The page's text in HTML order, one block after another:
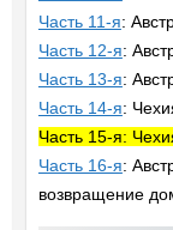
Часть 11-я:
Часть 12-я:
Часть 13-я:
Часть 14-я:
Часть 15-я:
Часть 16-я:
возвращение